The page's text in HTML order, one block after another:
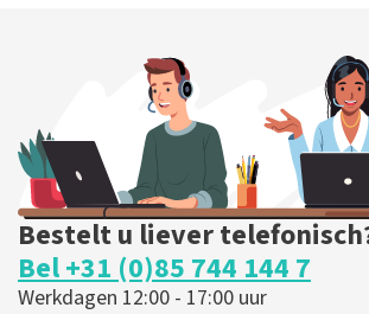
Bestelt u liever
Bel +31 (0)85 744 144 7
Werkdagen 12:00 - 17:00 uur